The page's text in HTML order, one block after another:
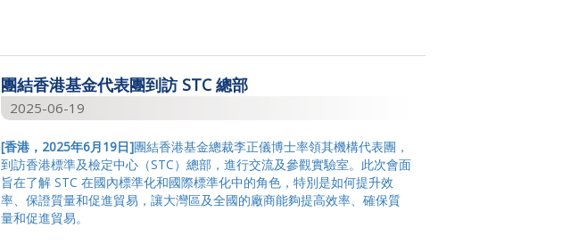
團結香港基金代表團到訪 STC 總部
2025-06-19
[香港， 2025年6月19日]團結香港基金總裁李正儀博士率領其機構代表團，
到訪香港標準及檢定中心（STC）總部，進行交流及參觀實驗室。此次會面
旨在了解 STC 在國內標準化和國際標準化中的角色，特別是如何提升效
率、保證質量和促進貿易，讓大灣區及全國的廠商能夠提高效率、確保質
量和促進貿易。